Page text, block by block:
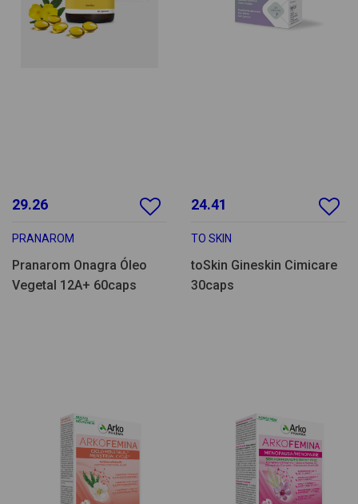
29.26
PRANAROM
Pranarom Onagra Óleo
Vegetal 12A+ 60caps
24.41
TO SKIN
toSkin Gineskin Cimicare
30caps